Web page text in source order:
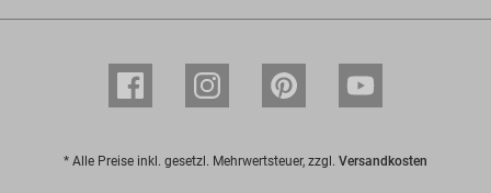
* Alle Preise inkl. gesetzl. Mehrwertsteuer, zzgl. Versandkosten